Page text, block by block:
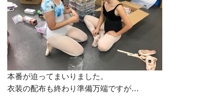
本番が迫ってまいりました。
衣装の配布も終わり準備万端ですが…